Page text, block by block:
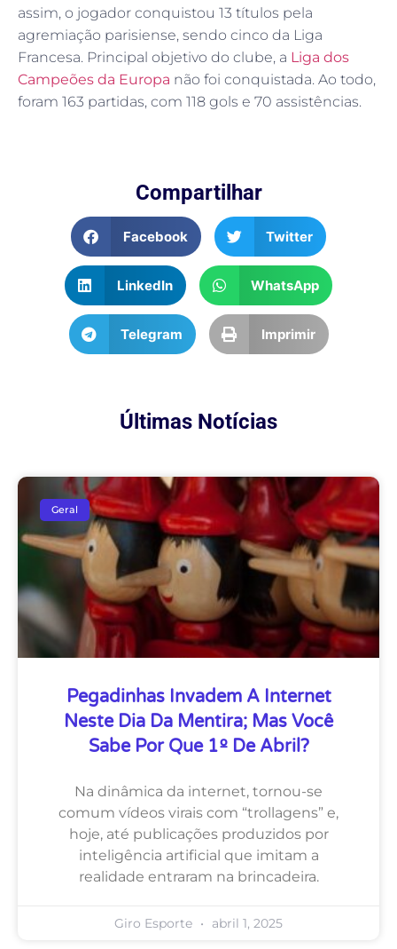
assim, o jogador conquistou 13 títulos pela
agremiação parisiense, sendo cinco da Liga
Francesa. Principal objetivo do clube, a Liga dos
Campeões da Europa não foi conquistada. Ao todo,
foram 163 partidas, com 118 gols e 70 assistências.
Compartilhar
Facebook Twitter
LinkedIn WhatsApp
Telegram Imprimir
Últimas Notícias
Geral
Pegadinhas Invadem A Internet
Neste Dia Da Mentira; Mas Você
Sabe Por Que 1º De Abril?
Na dinâmica da internet, tornou-se
comum vídeos virais com “trollagens” e,
hoje, até publicações produzidos por
inteligência artificial que imitam a
realidade entraram na brincadeira.
Giro Esporte abril 1, 2025